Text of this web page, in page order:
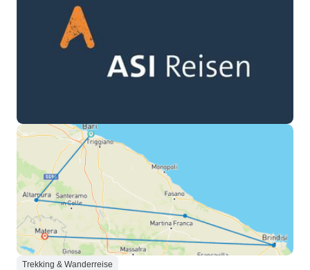
Trekking & Wanderreise